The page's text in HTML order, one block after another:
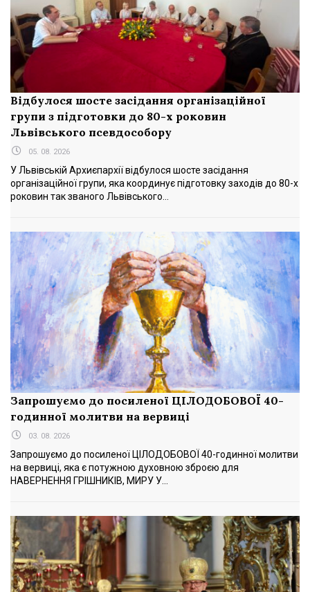
Відбулося шосте засідання організаційної
групи з підготовки до 80-х роковин
Львівського псевдособору
05. 08. 2026
У Львівській Архиєпархії відбулося шосте засідання
організаційної групи, яка координує підготовку заходів до 80-х
роковин так званого Львівського...
Запрошуємо до посиленої ЦІЛОДОБОВОЇ 40-
годинної молитви на вервиці
03. 08. 2026
Запрошуємо до посиленої ЦІЛОДОБОВОЇ 40-годинної молитви
на вервиці, яка є потужною духовною зброєю для
НАВЕРНЕННЯ ГРІШНИКІВ, МИРУ У...